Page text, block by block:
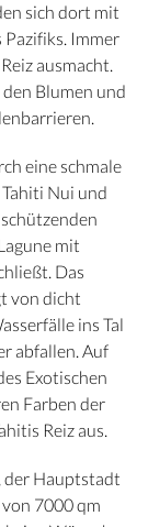
sich dort mit
Immer
ausmacht.
Blumen und
eine schmale
Nui und
mit
Das
von dicht
ins Tal
abfallen. Auf
Exotischen
Farben der
Reiz aus.
der Hauptstadt
7000 qm